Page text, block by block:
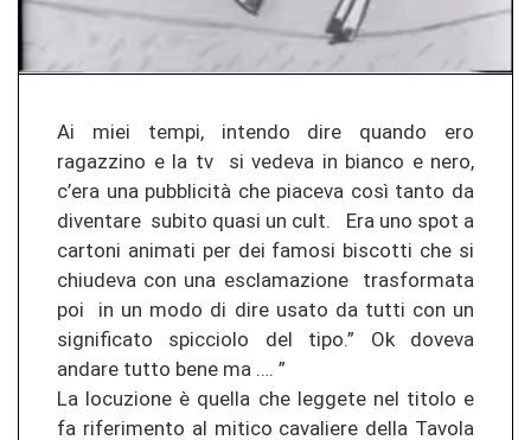
Ai miei tempi, intendo dire quando ero
ragazzino e la tv si vedeva in bianco e nero,
c’era una pubblicità che piaceva così tanto da
diventare subito quasi un cult. Era uno spot a
cartoni animati per dei famosi biscotti che si
chiudeva con una esclamazione trasformata
poi in un modo di dire usato da tutti con un
significato spicciolo del tipo.” Ok doveva
andare tutto bene ma …. ”
La locuzione è quella che leggete nel titolo e
fa riferimento al mitico cavaliere della Tavola